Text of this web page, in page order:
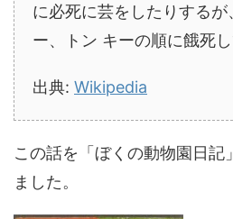
に必死に芸をしたりするが
ー、トン キーの順に餓死し
出典: Wikipedia
この話を「ぼくの動物園日記
ました。